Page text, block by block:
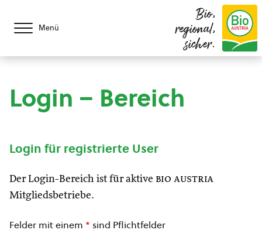
Menü
Bio,
regional,
sicher.
Login – Bereich
Login für registrierte User
Der Login-Bereich ist für aktive bio austria
Mitgliedsbetriebe.
Felder mit einem * sind Pflichtfelder